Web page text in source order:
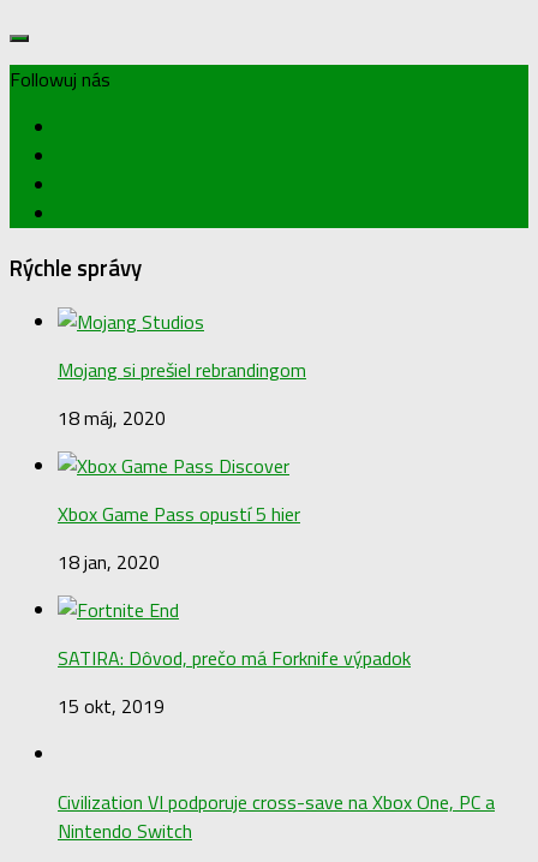
Followuj nás
Rýchle správy
Mojang si prešiel rebrandingom
18 máj, 2020
Xbox Game Pass opustí 5 hier
18 jan, 2020
SATIRA: Dôvod, prečo má Forknife výpadok
15 okt, 2019
Civilization VI podporuje cross-save na Xbox One, PC a
Nintendo Switch